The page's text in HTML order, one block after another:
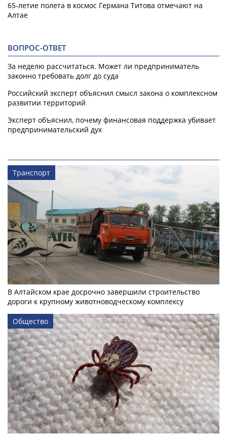
65-летие полета в космос Германа Титова отмечают на
Алтае
ВОПРОС-ОТВЕТ
За неделю рассчитаться. Может ли предприниматель
законно требовать долг до суда
Российский эксперт объяснил смысл закона о комплексном
развитии территорий
Эксперт объяснил, почему финансовая поддержка убивает
предпринимательский дух
Транспорт
В Алтайском крае досрочно завершили строительство
дороги к крупному животноводческому комплексу
Общество